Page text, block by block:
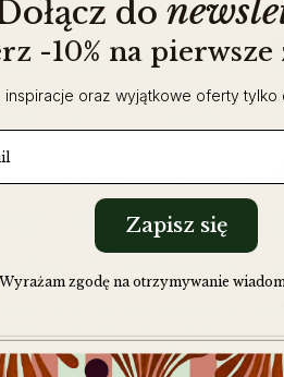
do
-10% na
inspiracje oraz wyjątkowe oferty tylko
Zapisz się
na komunikację
Wyrażam zgodę na otrzymywanie